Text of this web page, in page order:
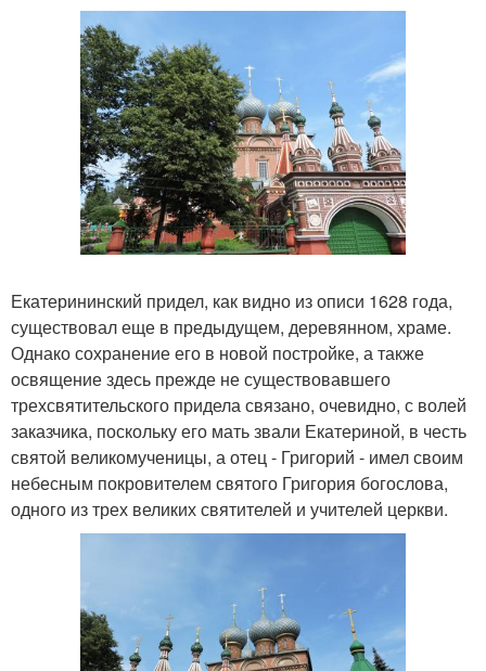
Екатерининский придел, как видно из описи 1628 года,
существовал еще в предыдущем, деревянном, храме.
Однако сохранение его в новой постройке, а также
освящение здесь прежде не существовавшего
трехсвятительского придела связано, очевидно, с волей
заказчика, поскольку его мать звали Екатериной, в честь
святой великомученицы, а отец - Григорий - имел своим
небесным покровителем святого Григория богослова,
одного из трех великих святителей и учителей церкви.